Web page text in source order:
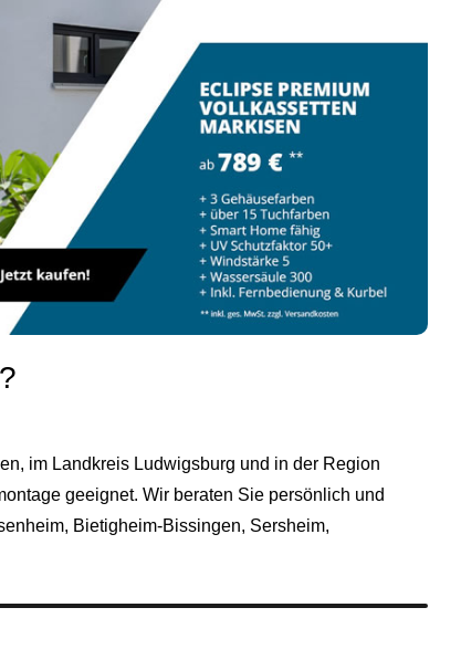
im Landkreis Ludwigsburg und in der Region
geeignet. Wir beraten Sie persönlich und
, Bietigheim-Bissingen, Sersheim,